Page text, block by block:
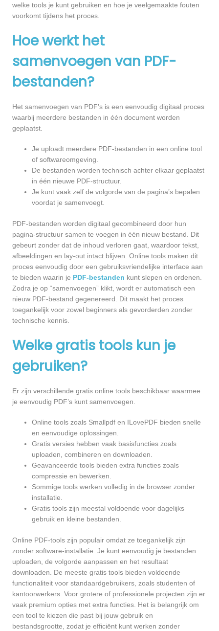
welke tools je kunt gebruiken en hoe je veelgemaakte fouten
voorkomt tijdens het proces.
Hoe werkt het
samenvoegen van PDF-
bestanden?
Het samenvoegen van PDF’s is een eenvoudig digitaal proces
waarbij meerdere bestanden in één document worden
geplaatst.
Je uploadt meerdere PDF-bestanden in een online tool
of softwareomgeving.
De bestanden worden technisch achter elkaar geplaatst
in één nieuwe PDF-structuur.
Je kunt vaak zelf de volgorde van de pagina’s bepalen
voordat je samenvoegt.
PDF-bestanden worden digitaal gecombineerd door hun
pagina-structuur samen te voegen in één nieuw bestand. Dit
gebeurt zonder dat de inhoud verloren gaat, waardoor tekst,
afbeeldingen en lay-out intact blijven. Online tools maken dit
proces eenvoudig door een gebruiksvriendelijke interface aan
te bieden waarin je PDF-bestanden kunt slepen en ordenen.
Zodra je op “samenvoegen” klikt, wordt er automatisch een
nieuw PDF-bestand gegenereerd. Dit maakt het proces
toegankelijk voor zowel beginners als gevorderden zonder
technische kennis.
Welke gratis tools kun je
gebruiken?
Er zijn verschillende gratis online tools beschikbaar waarmee
je eenvoudig PDF’s kunt samenvoegen.
Online tools zoals Smallpdf en ILovePDF bieden snelle
en eenvoudige oplossingen.
Gratis versies hebben vaak basisfuncties zoals
uploaden, combineren en downloaden.
Geavanceerde tools bieden extra functies zoals
compressie en bewerken.
Sommige tools werken volledig in de browser zonder
installatie.
Gratis tools zijn meestal voldoende voor dagelijks
gebruik en kleine bestanden.
Online PDF-tools zijn populair omdat ze toegankelijk zijn
zonder software-installatie. Je kunt eenvoudig je bestanden
uploaden, de volgorde aanpassen en het resultaat
downloaden. De meeste gratis tools bieden voldoende
functionaliteit voor standaardgebruikers, zoals studenten of
kantoorwerkers. Voor grotere of professionele projecten zijn er
vaak premium opties met extra functies. Het is belangrijk om
een tool te kiezen die past bij jouw gebruik en
bestandsgrootte, zodat je efficiënt kunt werken zonder